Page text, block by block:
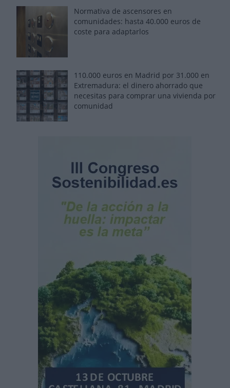
Normativa de ascensores en
comunidades: hasta 40.000 euros de
coste para adaptarlos
110.000 euros en Madrid por 31.000 en
Extremadura: el dinero ahorrado que
necesitas para comprar una vivienda por
comunidad